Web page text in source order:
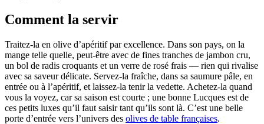
Comment la servir
Traitez-la en olive d’apéritif par excellence. Dans son pays, on la
mange telle quelle, peut-être avec de fines tranches de jambon cru,
un bol de radis croquants et un verre de rosé frais — rien qui rivalise
avec sa saveur délicate. Servez-la fraîche, dans sa saumure pâle, en
entrée ou à l’apéritif, et laissez-la tenir la vedette. Achetez-la quand
vous la voyez, car sa saison est courte ; une bonne Lucques est de
ces petits luxes qu’il faut saisir tant qu’ils sont là. C’est une belle
porte d’entrée vers l’univers des olives de table françaises.